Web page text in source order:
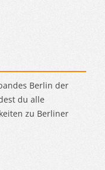
Berlin der
du alle
zu Berliner